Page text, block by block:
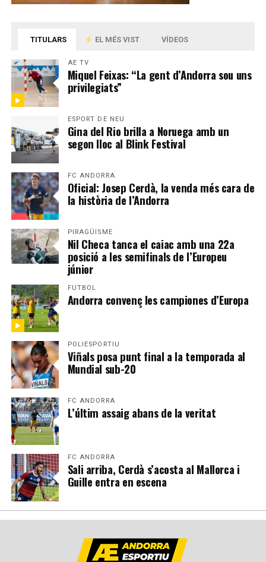
TITULARS EL MÉS VIST VÍDEOS
AE TV
Miquel Feixas: “La gent d’Andorra sou uns
privilegiats”
ESPORT DE NEU
Gina del Rio brilla a Noruega amb un
segon lloc al Blink Festival
FC ANDORRA
Oficial: Josep Cerdà, la venda més cara de
la història de l’Andorra
PIRAGÜISME
Nil Checa tanca el caiac amb una 22a
posició a les semifinals de l’Europeu
júnior
FUTBOL
Andorra convenç les campiones d’Europa
POLIESPORTIU
Viñals posa punt final a la temporada al
Mundial sub-20
FC ANDORRA
L’últim assaig abans de la veritat
FC ANDORRA
Sali arriba, Cerdà s’acosta al Mallorca i
Guille entra en escena